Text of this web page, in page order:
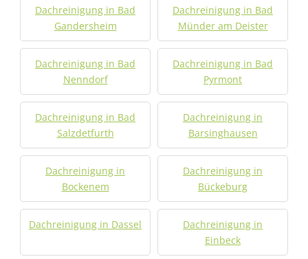
Dachreinigung in Bad
Gandersheim
Dachreinigung in Bad
Münder am Deister
Dachreinigung in Bad
Nenndorf
Dachreinigung in Bad
Pyrmont
Dachreinigung in Bad
Salzdetfurth
Dachreinigung in
Barsinghausen
Dachreinigung in
Bockenem
Dachreinigung in
Bückeburg
Dachreinigung in Dassel
Dachreinigung in
Einbeck